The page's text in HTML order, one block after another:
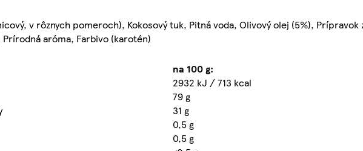
v rôznych pomeroch), Kokosový tuk, Pitná voda, Olivový olej (5%), Prípravok
aróma, Farbivo (karotén)
na 100 g:
2932 kJ / 713 kcal
79 g
31 g
0,5 g
0,5 g